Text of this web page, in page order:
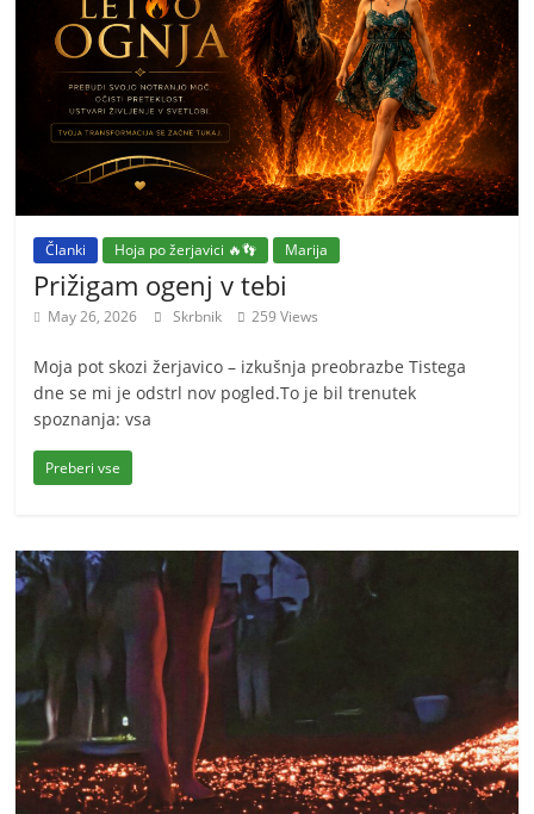
Članki Hoja po žerjavici 🔥👣 Marija
Prižigam ogenj v tebi
May 26, 2026 Skrbnik 259 Views
Moja pot skozi žerjavico – izkušnja preobrazbe Tistega
dne se mi je odstrl nov pogled.To je bil trenutek
spoznanja: vsa
Preberi vse